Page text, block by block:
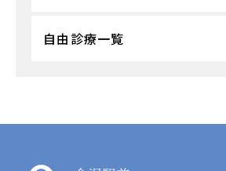
自由診療一覧